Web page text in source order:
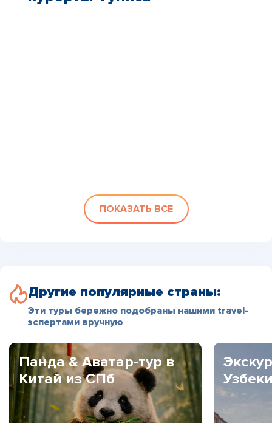
ПОКАЗАТЬ ВСЕ
Другие популярные страны:
Эти туры бережно подобраны нашими travel-
эспертами вручную
Панда & Аватар-тур в
Китай из СПб